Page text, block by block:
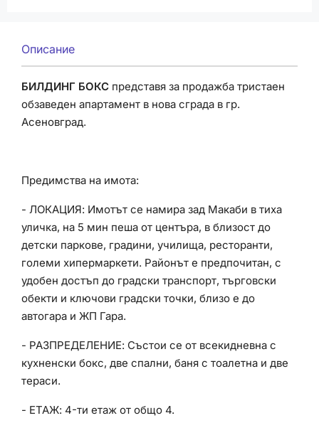
Описание
БИЛДИНГ БОКС представя за продажба тристаен
обзаведен апартамент в нова сграда в гр.
Асеновград.
Предимства на имота:
- ЛОКАЦИЯ: Имотът се намира зад Макаби в тиха
уличка, на 5 мин пеша от центъра, в близост до
детски паркове, градини, училища, ресторанти,
големи хипермаркети. Районът е предпочитан, с
удобен достъп до градски транспорт, търговски
обекти и ключови градски точки, близо е до
автогара и ЖП Гара.
- РАЗПРЕДЕЛЕНИЕ: Състои се от всекидневна с
кухненски бокс, две спални, баня с тоалетна и две
тераси.
- ЕТАЖ: 4-ти етаж от общо 4.